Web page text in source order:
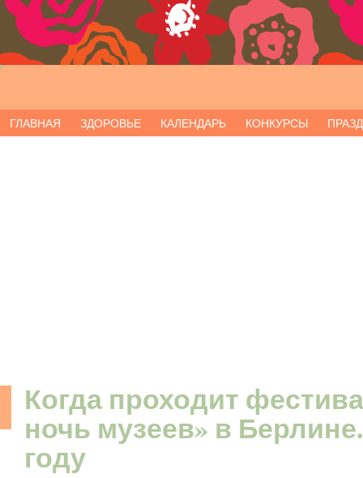
ГЛАВНАЯ ЗДОРОВЬЕ КАЛЕНДАРЬ КОНКУРСЫ
Когда проходит
ночь музеев» в
году